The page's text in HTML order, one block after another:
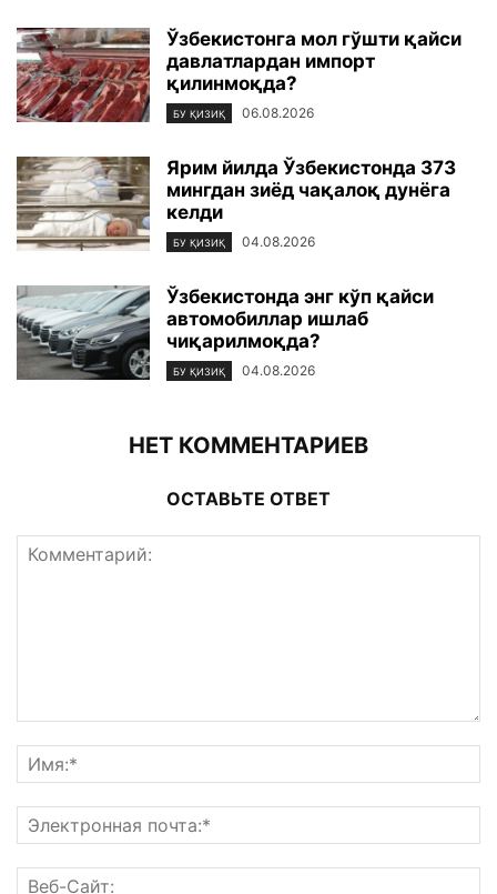
Ўзбекистонга мол гўшти қайси
давлатлардан импорт
қилинмоқда?
БУ ҚИЗИҚ 06.08.2026
Ярим йилда Ўзбекистонда 373
мингдан зиёд чақалоқ дунёга
келди
БУ ҚИЗИҚ 04.08.2026
Ўзбекистонда энг кўп қайси
автомобиллар ишлаб
чиқарилмоқда?
БУ ҚИЗИҚ 04.08.2026
НЕТ КОММЕНТАРИЕВ
ОСТАВЬТЕ ОТВЕТ